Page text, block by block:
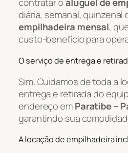
contratar oaluguel de
diária, semanal, quinzenal
empilhadeira mensal,
custo-benefício para
O serviço de entrega e
Sim. Cuidamos de toda a
entrega e retirada do
endereço emParatibe –
garantindo sua
A locação de empilhadeira